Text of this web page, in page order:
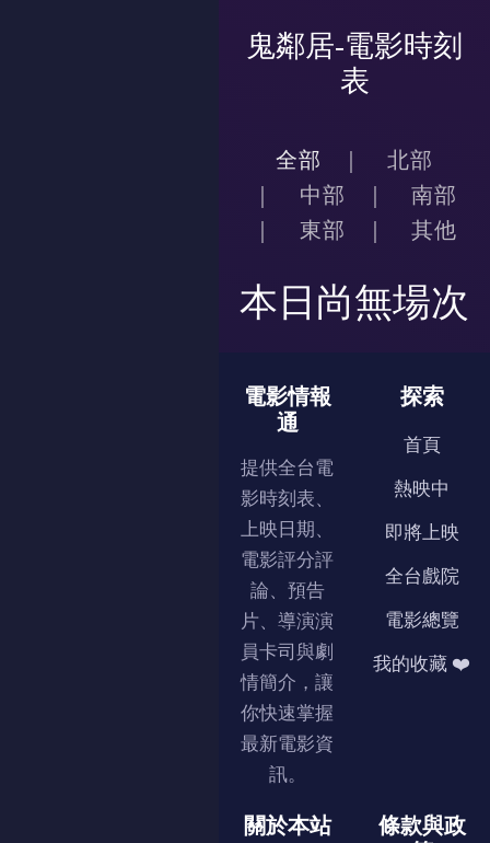
鬼鄰居-電影時刻
表
全部
北部
中部
南部
東部
其他
本日尚無場次
電影情報
通
提供全台電
影時刻表、
上映日期、
電影評分評
論、預告
片、導演演
員卡司與劇
情簡介，讓
你快速掌握
最新電影資
訊。
探索
首頁
熱映中
即將上映
全台戲院
電影總覽
我的收藏 ❤️
關於本站
條款與政